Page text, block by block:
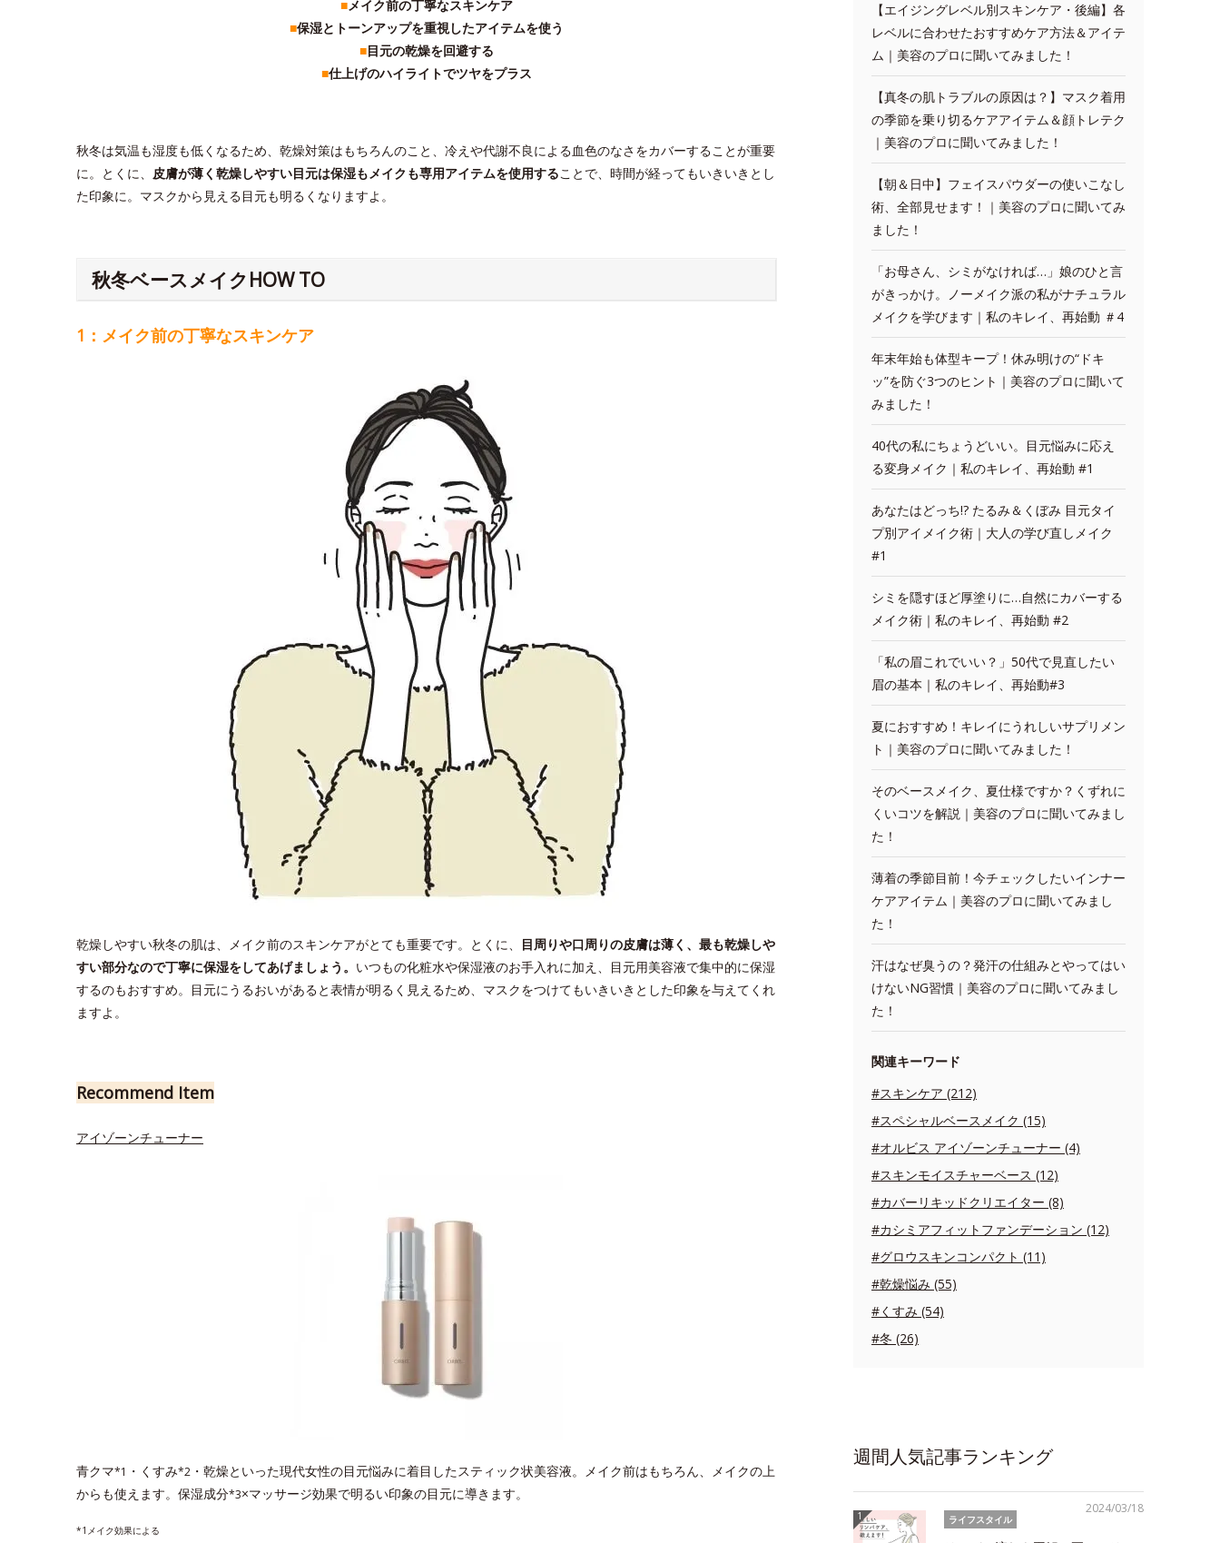
■メイク前の丁寧なスキンケア
■保湿とトーンアップを重視したアイテムを使う
■目元の乾燥を回避する
■仕上げのハイライトでツヤをプラス
秋冬は気温も湿度も低くなるため、乾燥対策はもちろんのこと、冷えや代謝不良による血色のなさをカバーすることが重要
に。とくに、 皮膚が薄く乾燥しやすい目元は保湿もメイクも専用アイテムを使用することで、時間が経ってもいきいきとし
た印象に。マスクから見える目元も明るくなりますよ。
秋冬ベースメイクHOW TO
1：メイク前の丁寧なスキンケア
乾燥しやすい秋冬の肌は、メイク前のスキンケアがとても重要です。とくに、
目周りや口周りの皮膚は薄く、最も乾燥しや
すい部分なので丁寧に保湿をしてあげましょう。 いつもの化粧水や保湿液のお手入れに加え、目元用美容液で集中的に保湿
するのもおすすめ。目元にうるおいがあると表情が明るく見えるため、マスクをつけてもいきいきとした印象を与えてくれ
ますよ。
Recommend Item
アイゾーンチューナー
青クマ*1 ・くすみ*2 ・乾燥といった現代女性の目元悩みに着目したスティック状美容液。メイク前はもちろん、メイクの上
からも使えます。保湿成分*3×マッサージ効果で明るい印象の目元に導きます。
*1メイク効果による
【エイジングレベル別スキンケア・後編】各
レベルに合わせたおすすめケア方法＆アイテ
ム｜美容のプロに聞いてみました！
【真冬の肌トラブルの原因は？】マスク着用
の季節を乗り切るケアアイテム＆顔トレテク
｜美容のプロに聞いてみました！
【朝＆日中】フェイスパウダーの使いこなし
術、全部見せます！｜美容のプロに聞いてみ
ました！
「お母さん、シミがなければ…」娘のひと言
がきっかけ。ノーメイク派の私がナチュラル
メイクを学びます｜私のキレイ、再始動 ＃4
年末年始も体型キープ！休み明けの“ドキ
ッ”を防ぐ3つのヒント｜美容のプロに聞いて
みました！
40代の私にちょうどいい。目元悩みに応え
る変身メイク｜私のキレイ、再始動 #1
あなたはどっち!? たるみ＆くぼみ 目元タイ
プ別アイメイク術｜大人の学び直しメイク
#1
シミを隠すほど厚塗りに…自然にカバーする
メイク術｜私のキレイ、再始動 #2
「私の眉これでいい？」50代で見直したい
眉の基本｜私のキレイ、再始動#3
夏におすすめ！キレイにうれしいサプリメン
ト｜美容のプロに聞いてみました！
そのベースメイク、夏仕様ですか？くずれに
くいコツを解説｜美容のプロに聞いてみまし
た！
薄着の季節目前！今チェックしたいインナー
ケアアイテム｜美容のプロに聞いてみまし
た！
汗はなぜ臭うの？発汗の仕組みとやってはい
けないNG習慣｜美容のプロに聞いてみまし
た！
関連キーワード
#スキンケア (212)
#スペシャルベースメイク (15)
#オルビス アイゾーンチューナー (4)
#スキンモイスチャーベース (12)
#カバーリキッドクリエイター (8)
#カシミアフィットファンデーション (12)
#グロウスキンコンパクト (11)
#乾燥悩み (55)
#くすみ (54)
#冬 (26)
週間人気記事ランキング
2024/03/18
ライフスタイル